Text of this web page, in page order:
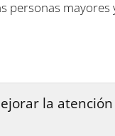
la